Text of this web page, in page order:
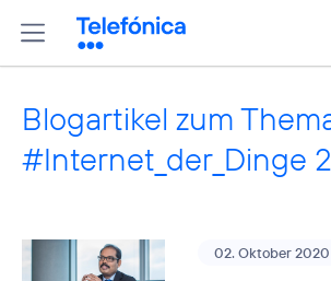
Blogartikel zum
#Internet_der_Dinge
02. Oktober 2020